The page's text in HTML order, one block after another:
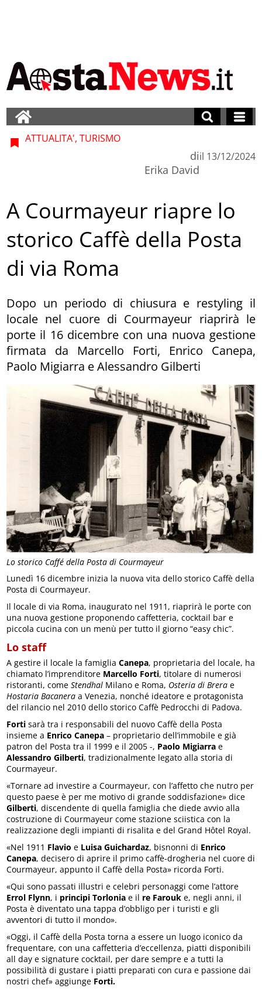
Lo storico Caffé della Posta di Courmayeur
ATTUALITA', TURISMO
di
Erika David
il 13/12/2024
A Courmayeur riapre lo
storico Caffè della Posta
di via Roma
Dopo un periodo di chiusura e restyling il
locale nel cuore di Courmayeur riaprirà le
porte il 16 dicembre con una nuova gestione
firmata da Marcello Forti, Enrico Canepa,
Paolo Migiarra e Alessandro Gilberti
Lunedì 16 dicembre inizia la nuova vita dello storico Caffè della
Posta di Courmayeur.
Il locale di via Roma, inaugurato nel 1911, riaprirà le porte con
una nuova gestione proponendo caffetteria, cocktail bar e
piccola cucina con un menù per tutto il giorno “easy chic”.
Lo staff
A gestire il locale la famigliaCanepa, proprietaria del locale, ha
chiamato l’imprenditore Marcello Forti, titolare di numerosi
ristoranti, come Stendhal Milano e Roma, Osteria di Brera e
Hostaria Bacanera a Venezia, nonché ideatore e protagonista
del rilancio nel 2010 dello storico Caffè Pedrocchi di Padova.
Forti sarà tra i responsabili del nuovo Caffè della Posta
insieme a Enrico Canepa – proprietario dell’immobile e già
patron del Posta tra il 1999 e il 2005 -, Paolo Migiarra e
Alessandro Gilberti, tradizionalmente legato alla storia di
Courmayeur.
«Tornare ad investire a Courmayeur, con l’affetto che nutro per
questo paese è per me motivo di grande soddisfazione» dice
Gilberti, discendente di quella famiglia che diede avvio alla
costruzione di Courmayeur come stazione sciistica con la
realizzazione degli impianti di risalita e del Grand Hôtel Royal.
«Nel 1911 Flavio e Luisa Guichardaz, bisnonni di Enrico
Canepa, decisero di aprire il primo caffè-drogheria nel cuore di
Courmayeur, appunto il Caffè della Posta» ricorda Forti.
«Qui sono passati illustri e celebri personaggi come l’attore
Errol Flynn, i principi Torlonia e il re Farouk e, negli anni, il
Posta è diventato una tappa d’obbligo per i turisti e gli
avventori di tutto il mondo».
«Oggi, il Caffè della Posta torna a essere un luogo iconico da
frequentare, con una caffetteria d’eccellenza, piatti disponibili
all day e signature cocktail, per dare sempre e a tutti la
possibilità di gustare i piatti preparati con cura e passione dai
nostri chef» aggiunge Forti.